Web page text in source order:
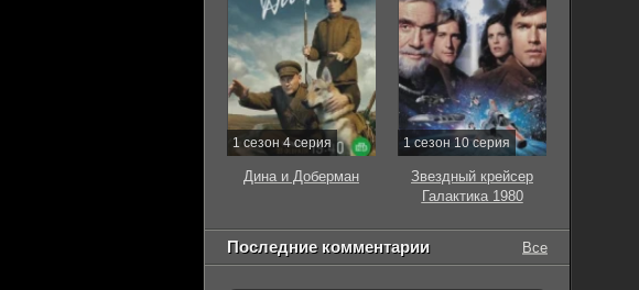
1 сезон 4 серия
Дина и Доберман
1 сезон 10 серия
Звездный крейсер
Галактика 1980
Последние комментарии Все